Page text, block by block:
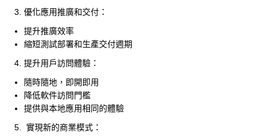
優化應用推廣和交付：
提升推廣效率
縮短測試部署和生產交付週期
提升用戶訪問體驗：
隨時隨地，即開即用
降低軟件訪問門檻
提供與本地應用相同的體驗
實現新的商業模式：